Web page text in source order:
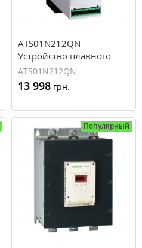
ATS01N212QN
Устройство плавного
пуска 5.5 кВт Schneider
Electric ATS01
ATS01N212QN
13 998 грн.
Популярный